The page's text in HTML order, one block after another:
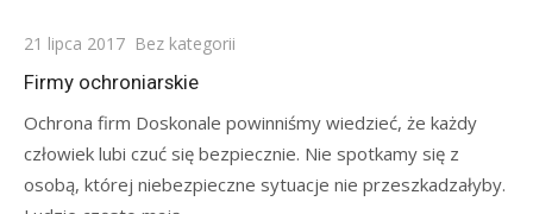
Posted
on
21 lipca 2017 Bez kategorii
Firmy ochroniarskie
Ochrona firm Doskonale powinniśmy wiedzieć, że każdy
człowiek lubi czuć się bezpiecznie. Nie spotkamy się z
osobą, której niebezpieczne sytuacje nie przeszkadzałyby.